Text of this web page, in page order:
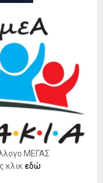
ΜΕΓΑΣ
κλικ εδώ